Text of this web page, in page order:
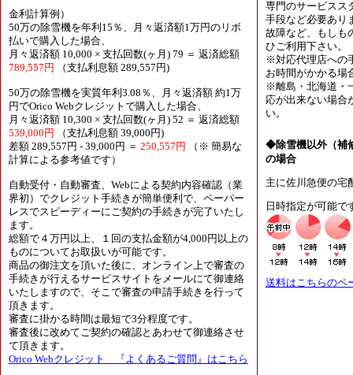
金利計算例）
50万の除雪機を年利15％、月々返済額1万円のリボ
払いで購入した場合、
月々返済額 10,000 × 支払回数(ヶ月) 79 ＝ 返済総額
789,557円
（支払利息額 289,557円)
50万の除雪機を実質年利3.08％、月々返済額 約1万
円でOrico Webクレジットで購入した場合、
月々返済額 10,300 × 支払回数(ヶ月) 52 ＝ 返済総額
539,000円
（支払利息額 39,000円)
差額 289,557円 - 39,000円 ＝ 250,557円
（※ 簡易な
計算による参考値です）
自動受付・自動審査、Webによる契約内容確認（業
界初）でクレジット手続きが簡単便利で、ペーパー
レスでスピーディーにご契約の手続きが完了いたし
ます。
総額で４万円以上、１回の支払金額が4,000円以上の
ものについてお取扱いが可能です。
商品の御注文を頂いた後に、オンライン上で審査の
手続きが行えるサービスサイトをメールにて御連絡
いたしますので、そこで審査の申請手続きを行って
頂きます。
審査に掛かる時間は最短で3分程度です。
審査後に改めてご契約の確認とあわせて御連絡させ
て頂きます。
Orico Webクレジット 『よくあるご質問』はこちら
専門のサービスス
手段など必要あり
故障など、もしも
ひご利用下さい。
※対応代理店への
お時間がかかる場
※離島・北海道・
応が出来ない場合
い。
◆除雪機以外（補
の場合
主に佐川急便の宅
日時指定が可能で
送料はこちらのペ